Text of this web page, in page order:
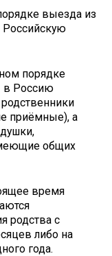
выезда из
Российскую
порядке
в Россию
приёмные), а
общих
время
родства с
либо на
года.